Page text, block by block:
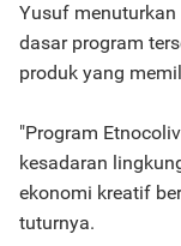
Yusuf
dasar program
produk yang
"Program
kesadaran
ekonomi kreatif
tuturnya.